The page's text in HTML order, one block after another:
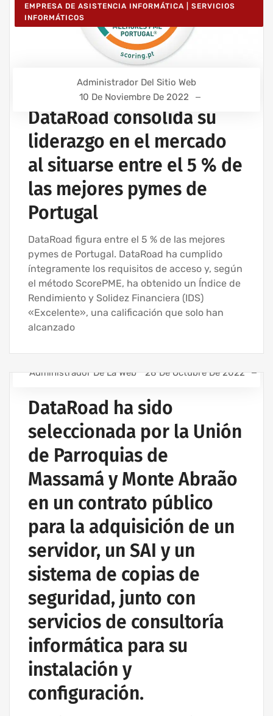
EMPRESA DE ASISTENCIA INFORMÁTICA | SERVICIOS
INFORMÁTICOS
Administrador Del Sitio Web
10 De Noviembre De 2022
DataRoad consolida su
liderazgo en el mercado
al situarse entre el 5 % de
las mejores pymes de
Portugal
DataRoad figura entre el 5 % de las mejores
pymes de Portugal. DataRoad ha cumplido
íntegramente los requisitos de acceso y, según
el método ScorePME, ha obtenido un Índice de
Rendimiento y Solidez Financiera (IDS)
«Excelente», una calificación que solo han
alcanzado
ASISTENCIA INFORMÁTICA Y SERVICIOS DE TI
EMPRESA DE ASISTENCIA INFORMÁTICA | SERVICIOS
INFORMÁTICOS
EMPRESA DE INFORMÁTICA Y SERVICIOS INFORMÁTICOS
IT UNLIMITED - SERVICIOS INFORMÁTICOS
Administrador De La Web 28 De Octubre De 2022
DataRoad ha sido
seleccionada por la Unión
de Parroquias de
Massamá y Monte Abraão
en un contrato público
para la adquisición de un
servidor, un SAI y un
sistema de copias de
seguridad, junto con
servicios de consultoría
informática para su
instalación y
configuración.